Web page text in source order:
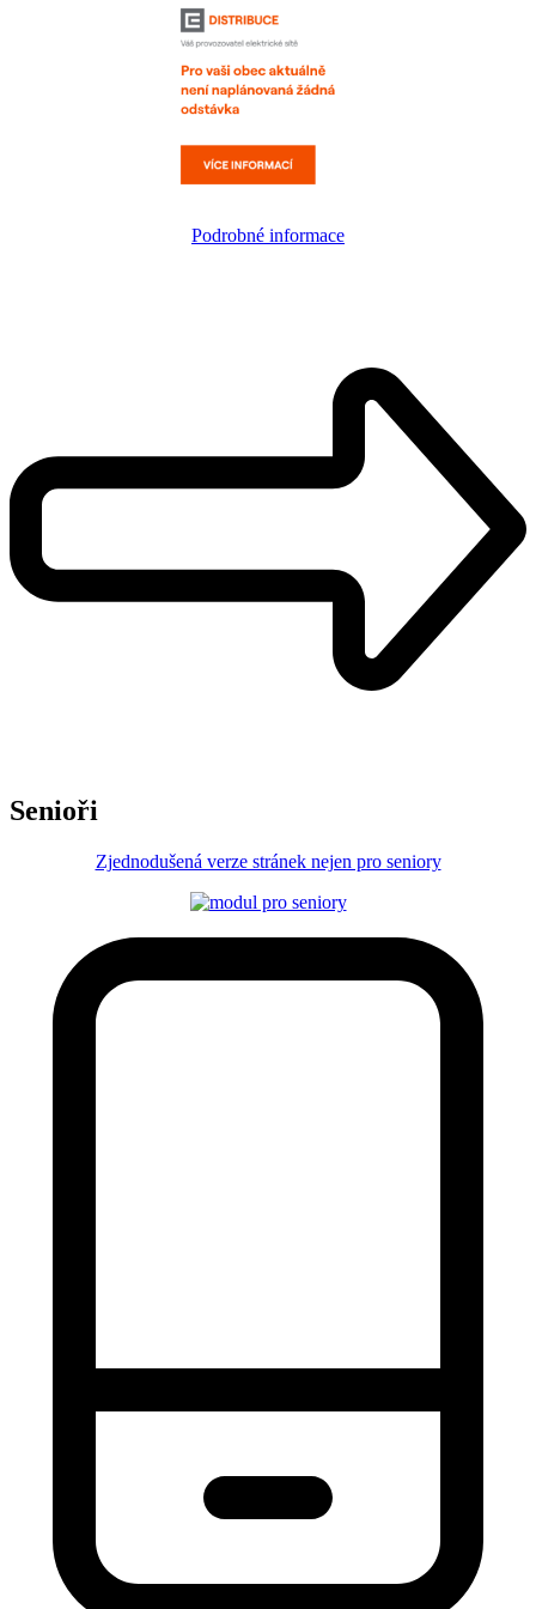
Podrobné informace
Senioři
Zjednodušená verze stránek nejen pro seniory